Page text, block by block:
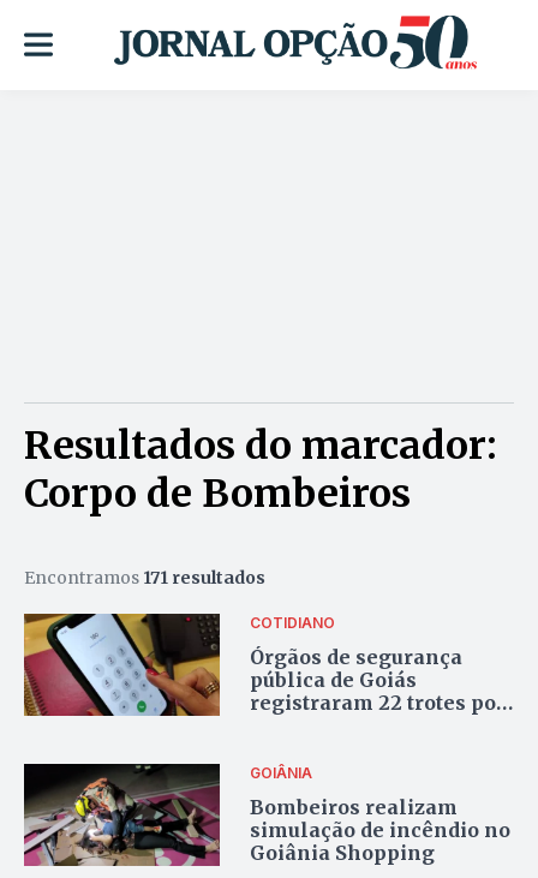
Resultados do marcador:
Corpo de Bombeiros
Encontramos 171 resultados
COTIDIANO
Órgãos de segurança
pública de Goiás
registraram 22 trotes por
GOIÂNIA
Bombeiros realizam
simulação de incêndio no
Goiânia Shopping